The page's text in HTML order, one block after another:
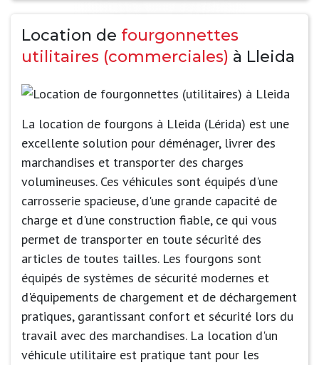
Location de fourgonnettes
utilitaires (commerciales) à Lleida
La location de fourgons à Lleida (Lérida) est une
excellente solution pour déménager, livrer des
marchandises et transporter des charges
volumineuses. Ces véhicules sont équipés d'une
carrosserie spacieuse, d'une grande capacité de
charge et d'une construction fiable, ce qui vous
permet de transporter en toute sécurité des
articles de toutes tailles. Les fourgons sont
équipés de systèmes de sécurité modernes et
d'équipements de chargement et de déchargement
pratiques, garantissant confort et sécurité lors du
travail avec des marchandises. La location d'un
véhicule utilitaire est pratique tant pour les